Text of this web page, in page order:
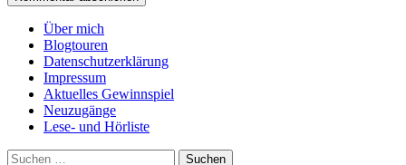
Über mich
Blogtouren
Datenschutzerklärung
Impressum
Aktuelles Gewinnspiel
Neuzugänge
Lese- und Hörliste
Suchen